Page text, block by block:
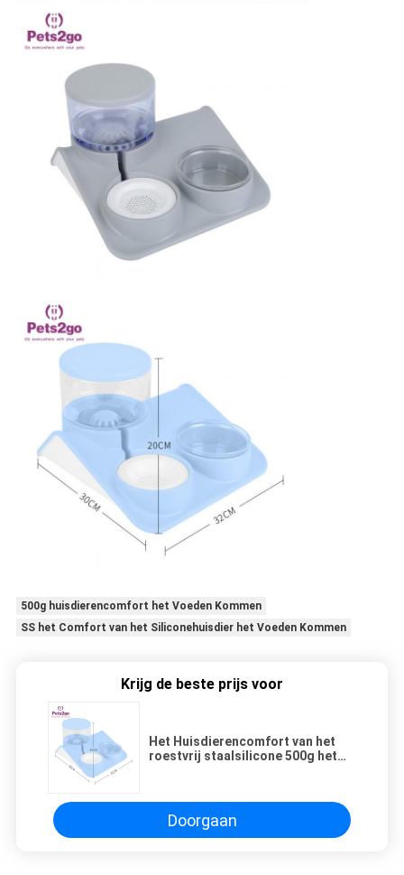
500g huisdierencomfort het Voeden Kommen
SS het Comfort van het Siliconehuisdier het Voeden Kommen
Krijg de beste prijs voor
Het Huisdierencomfort van het
roestvrij staalsilicone 500g het
Doorgaan